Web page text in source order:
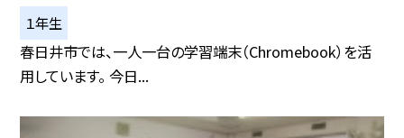
１年生
春日井市では、一人一台の学習端末（Chromebook）を活
用しています。 今日...